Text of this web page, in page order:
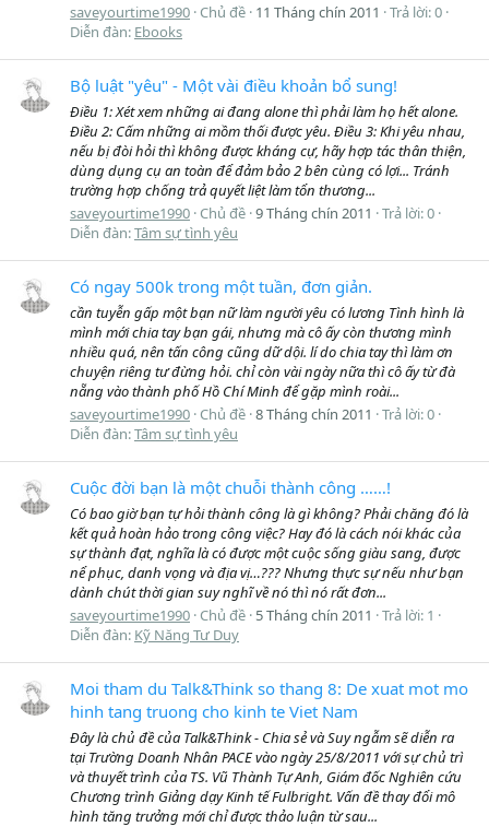
saveyourtime1990 Chủ đề 11 Tháng chín 2011
Trả lời: 0
Diễn đàn: Ebooks
Bộ luật "yêu" - Một vài điều khoản bổ sung!
Điều 1: Xét xem những ai đang alone thì phải làm họ hết alone.
Điều 2: Cấm những ai mồm thối được yêu. Điều 3: Khi yêu nhau,
nếu bị đòi hỏi thì không được kháng cự, hãy hợp tác thân thiện,
dùng dụng cụ an toàn để đảm bảo 2 bên cùng có lợi... Tránh
trường hợp chống trả quyết liệt làm tổn thương...
saveyourtime1990 Chủ đề 9 Tháng chín 2011
Trả lời: 0
Diễn đàn:Tâm sự tình yêu
Có ngay 500k trong một tuần, đơn giản.
cần tuyễn gấp một bạn nữ làm người yêu có lương Tình hình là
mình mới chia tay bạn gái, nhưng mà cô ấy còn thương mình
nhiều quá, nên tấn công cũng dữ dội. lí do chia tay thì làm ơn
chuyện riêng tư đừng hỏi. chỉ còn vài ngày nữa thì cô ấy từ đà
nẵng vào thành phố Hồ Chí Minh để gặp mình roài...
saveyourtime1990 Chủ đề 8 Tháng chín 2011
Trả lời: 0
Diễn đàn:Tâm sự tình yêu
Cuộc đời bạn là một chuỗi thành công ……!
Có bao giờ bạn tự hỏi thành công là gì không? Phải chăng đó là
kết quả hoàn hảo trong công việc? Hay đó là cách nói khác của
sự thành đạt, nghĩa là có được một cuộc sống giàu sang, được
nể phục, danh vọng và địa vị…??? Nhưng thực sự nếu như bạn
dành chút thời gian suy nghĩ về nó thì nó rất đơn...
saveyourtime1990 Chủ đề 5 Tháng chín 2011
Trả lời: 1
Diễn đàn: Kỹ Năng Tư Duy
Moi tham du Talk&Think so thang 8: De xuat mot mo
hinh tang truong cho kinh te Viet Nam
Đây là chủ đề của Talk&Think - Chia sẻ và Suy ngẫm sẽ diễn ra
tại Trường Doanh Nhân PACE vào ngày 25/8/2011 với sự chủ trì
và thuyết trình của TS. Vũ Thành Tự Anh, Giám đốc Nghiên cứu
Chương trình Giảng dạy Kinh tế Fulbright. Vấn đề thay đổi mô
hình tăng trưởng mới chỉ được thảo luận từ sau...